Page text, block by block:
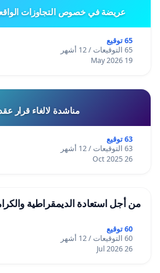
عريضة في خصوص التجاوزات
65 توقيع
65 التوقيعات / 12 أشهر
19 May 2026
مناشدة لالغاء قرار
63 توقيع
63 التوقيعات / 12 أشهر
26 Oct 2025
من أجل استعادة الديمقراطية
60 توقيع
60 التوقيعات / 12 أشهر
26 Jul 2026